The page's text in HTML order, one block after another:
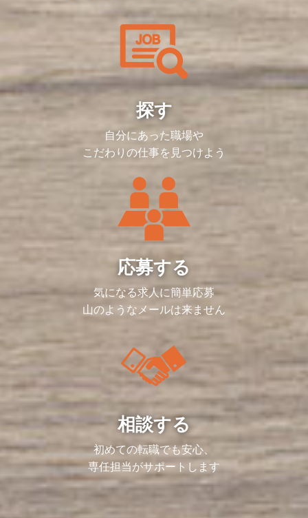
探す
自分にあった職場や
こだわりの仕事を見つけよう
応募する
気になる求人に簡単応募
山のようなメールは来ません
相談する
初めての転職でも安心、
専任担当がサポートします